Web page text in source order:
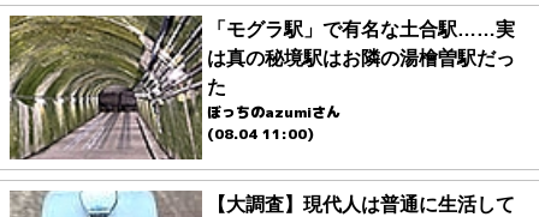
「モグラ駅」で有名な土合駅……実
は真の秘境駅はお隣の湯檜曽駅だっ
た
ぼっちのazumiさん
(08.04 11:00)
【大調査】現代人は普通に生活して